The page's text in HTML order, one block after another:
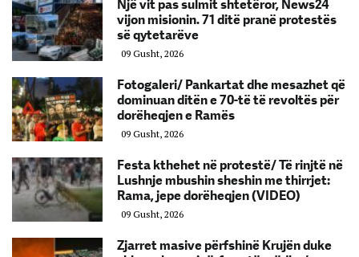
Një vit pas sulmit shtetëror, News24
vijon misionin. 71 ditë pranë protestës
së qytetarëve
09 Gusht, 2026
Fotogaleri/ Pankartat dhe mesazhet që
dominuan ditën e 70-të të revoltës për
dorëheqjen e Ramës
09 Gusht, 2026
Festa kthehet në protestë/ Të rinjtë në
Lushnje mbushin sheshin me thirrjet:
Rama, jepe dorëheqjen (VIDEO)
09 Gusht, 2026
Zjarret masive përfshinë Krujën duke